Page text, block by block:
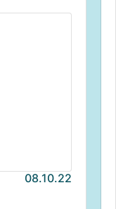
08.10.22